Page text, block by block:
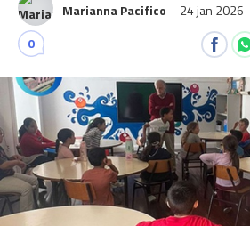
Marianna Pacifico 24 jan 2026
0